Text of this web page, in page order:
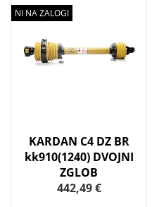
NI NA ZALOGI
KARDAN C4 DZ BR
kk910(1240) DVOJNI
ZGLOB
442,49 €